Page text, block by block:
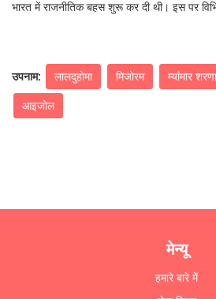
भारत में राजनीतिक बहस शुरू कर दी थी। इस पर
उपनाम: लालदुहोमा मिजोरम म्यांमार
आइजोल
मेन्यू
हमारे बारे में